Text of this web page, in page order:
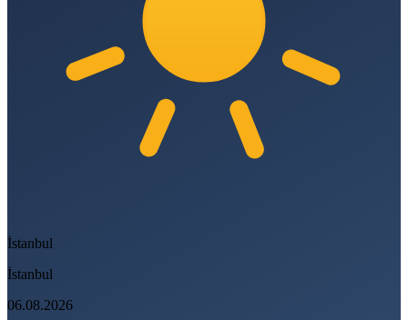
İstanbul
İstanbul
06.08.2026